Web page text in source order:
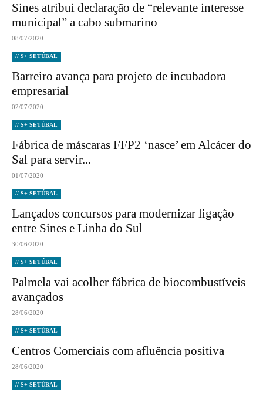
Sines atribui declaração de “relevante interesse
municipal” a cabo submarino
08/07/2020
// S+ SETÚBAL
Barreiro avança para projeto de incubadora
empresarial
02/07/2020
// S+ SETÚBAL
Fábrica de máscaras FFP2 ‘nasce’ em Alcácer do
Sal para servir...
01/07/2020
// S+ SETÚBAL
Lançados concursos para modernizar ligação
entre Sines e Linha do Sul
30/06/2020
// S+ SETÚBAL
Palmela vai acolher fábrica de biocombustíveis
avançados
28/06/2020
// S+ SETÚBAL
Centros Comerciais com afluência positiva
28/06/2020
// S+ SETÚBAL